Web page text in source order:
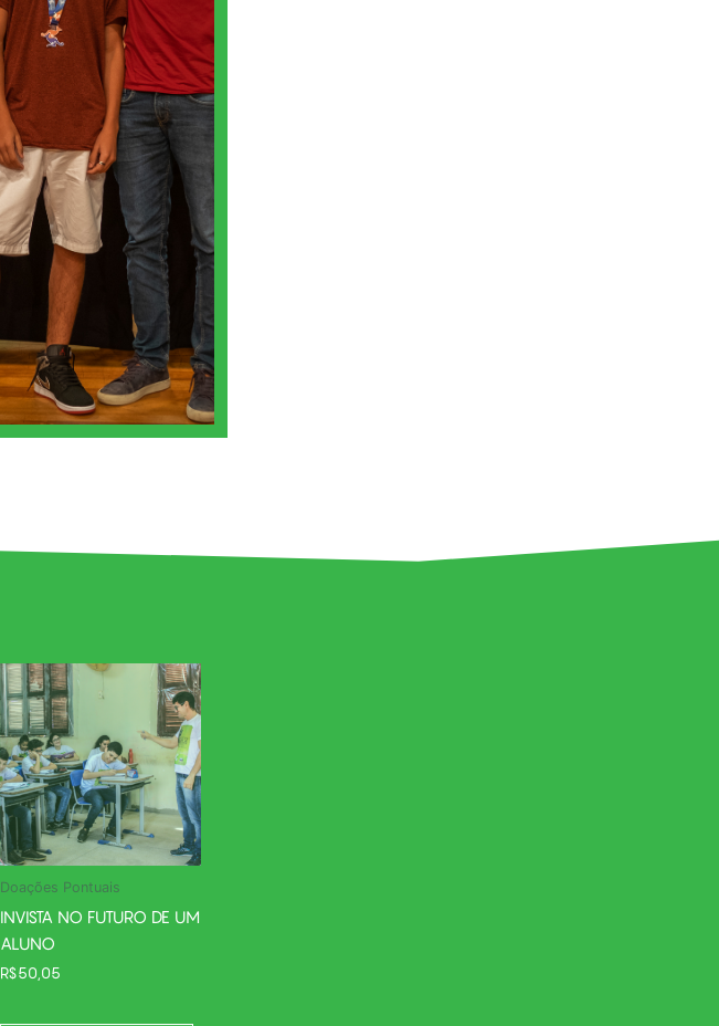
Doações Pontuais
INVISTA NO FUTURO DE UM
ALUNO
R$50,05